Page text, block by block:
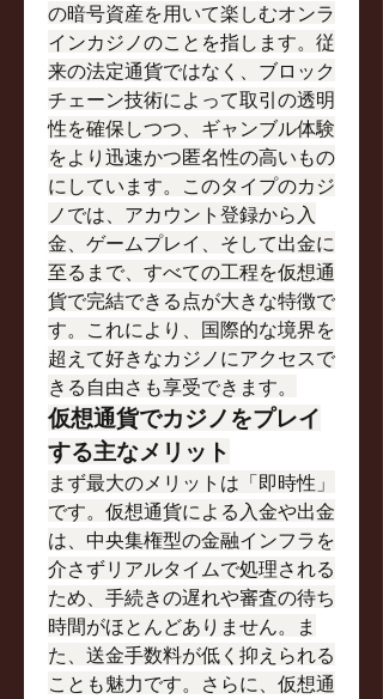
の暗号資産を用いて楽しむオンラ
インカジノのことを指します。従
来の法定通貨ではなく、ブロック
チェーン技術によって取引の透明
性を確保しつつ、ギャンブル体験
をより迅速かつ匿名性の高いもの
にしています。このタイプのカジ
ノでは、アカウント登録から入
金、ゲームプレイ、そして出金に
至るまで、すべての工程を仮想通
貨で完結できる点が大きな特徴で
す。これにより、国際的な境界を
超えて好きなカジノにアクセスで
きる自由さも享受できます。
仮想通貨でカジノをプレイ
する主なメリット
まず最大のメリットは「即時性」
です。仮想通貨による入金や出金
は、中央集権型の金融インフラを
介さずリアルタイムで処理される
ため、手続きの遅れや審査の待ち
時間がほとんどありません。ま
た、送金手数料が低く抑えられる
ことも魅力です。さらに、仮想通